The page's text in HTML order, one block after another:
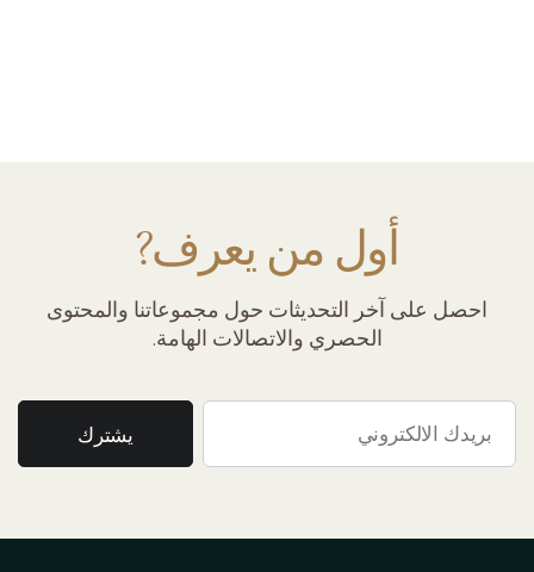
أول من يعرف?
احصل على آخر التحديثات حول مجموعاتنا والمحتوى
الحصري والاتصالات الهامة.